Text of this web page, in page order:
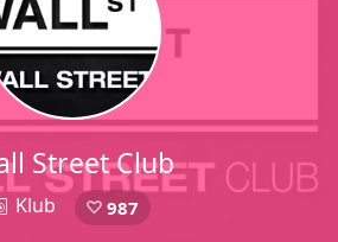
Street Club
Klub 987